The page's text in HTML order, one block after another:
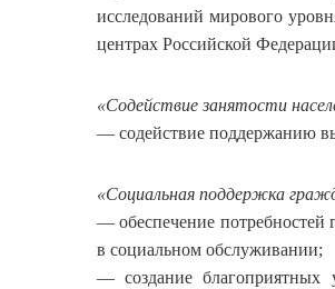
исследований мирового
центрах Российской
«Содействие занятости
— содействие поддержанию
«Социальная поддержка
— обеспечение потребностей
в социальном обслуживании;
— создание благоприятных